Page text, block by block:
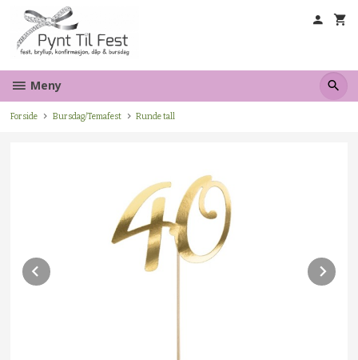
innholdet
Meny
Forside Bursdag/Temafest Runde tall
Prev